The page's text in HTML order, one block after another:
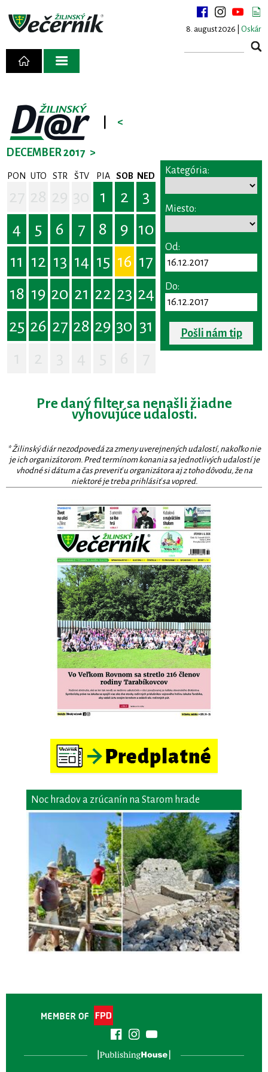
8. august 2026 | Oskár
<
DECEMBER 2017 >
PON UTO STR ŠTV PIA SOB NED
1 2
3
4
5 6 7 8 9 10
11 12 13 14 15 16 17
18 19 20 21 22 23 24
25 26 27 28 29 30 31
Kategória:
Miesto:
Od:
Do:
Pošli nám tip
Pre daný filter sa nenašli žiadne
vyhovujúce udalosti.
* Žilinský diár nezodpovedá za zmeny uverejnených udalostí, nakoľko nie
je ich organizátorom. Pred termínom konania sa jednotlivých udalostí je
vhodné si dátum a čas preveriť u organizátora aj z toho dôvodu, že na
niektoré je treba prihlásiť sa vopred.
Noc hradov a zrúcanín na Starom hrade